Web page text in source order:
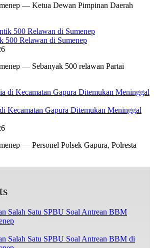
— Ketua Dewan Pimpinan Daerah
500 Relawan di Sumenep
— Sebanyak 500 relawan Partai
Kecamatan Gapura Ditemukan Meninggal
— Personel Polsek Gapura, Polresta
Salah Satu SPBU Soal Antrean BBM di